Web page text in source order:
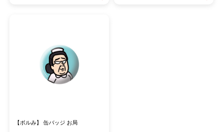
【ボルみ】 缶バッジ お局